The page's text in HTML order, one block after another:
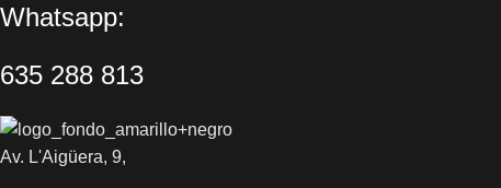
Whatsapp:
635 288 813
Av. L'Aigüera, 9,